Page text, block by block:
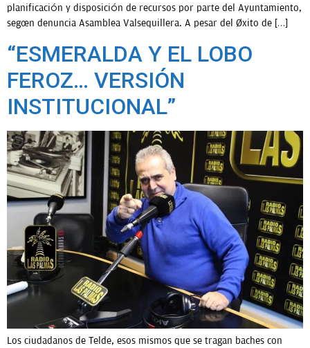
planificación y disposición de recursos por parte del Ayuntamiento,
según denuncia Asamblea Valsequillera. A pesar del éxito de […]
“ESMERALDA Y EL LOBO
FEROZ… VERSIÓN
INSTITUCIONAL”
Los ciudadanos de Telde, esos mismos que se tragan baches con